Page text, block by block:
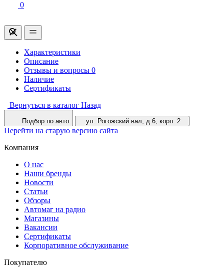
0
Характеристики
Описание
Отзывы и вопросы 0
Наличие
Сертификаты
Вернуться в каталог Назад
Подбор по авто ул. Рогожский вал, д.6, корп. 2
Перейти на старую версию сайта
Компания
О нас
Наши бренды
Новости
Статьи
Обзоры
Автомаг на радио
Магазины
Вакансии
Сертификаты
Корпоративное обслуживание
Покупателю